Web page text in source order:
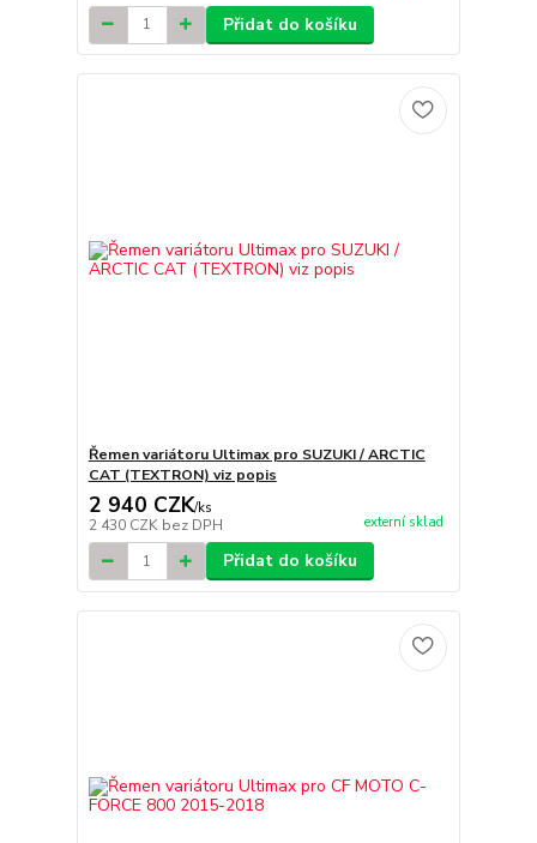
Přidat do košíku
Řemen variátoru Ultimax pro SUZUKI / ARCTIC
CAT (TEXTRON) viz popis
2 940 CZK/ks
2 430 CZK bez DPH externí sklad
Přidat do košíku